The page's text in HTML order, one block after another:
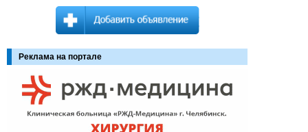
Реклама на портале